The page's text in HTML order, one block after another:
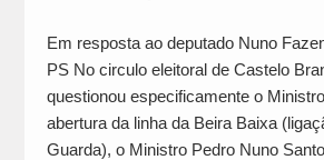
Em resposta ao deputado Nuno
PS No circulo eleitoral de Castelo
questionou especificamente o
abertura da linha da Beira Baixa
Guarda), o Ministro Pedro Nuno